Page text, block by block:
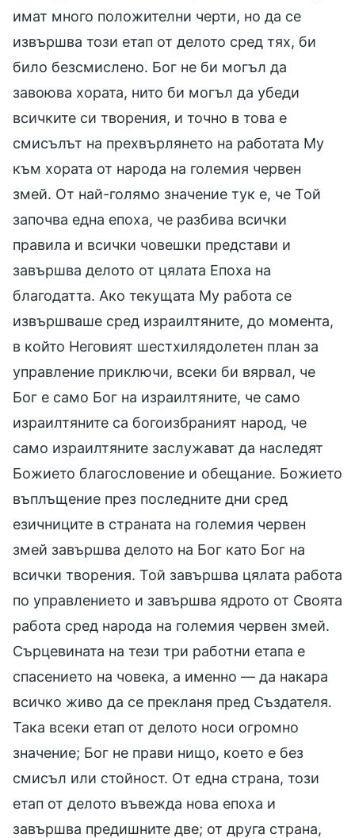
имат много положителни черти, но да се
извършва този етап от делото сред тях, би
било безсмислено. Бог не би могъл да
завоюва хората, нито би могъл да убеди
всичките си творения, и точно в това е
смисълът на прехвърлянето на работата Му
към хората от народа на големия червен
змей. От най-голямо значение тук е, че Той
започва една епоха, че разбива всички
правила и всички човешки представи и
завършва делото от цялата Епоха на
благодатта. Ако текущата Му работа се
извършваше сред израилтяните, до момента,
в който Неговият шестхилядолетен план за
управление приключи, всеки би вярвал, че
Бог е само Бог на израилтяните, че само
израилтяните са богоизбраният народ, че
само израилтяните заслужават да наследят
Божието благословение и обещание. Божието
въплъщение през последните дни сред
езичниците в страната на големия червен
змей завършва делото на Бог като Бог на
всички творения. Той завършва цялата работа
по управлението и завършва ядрото от Своята
работа сред народа на големия червен змей.
Сърцевината на тези три работни етапа е
спасението на човека, а именно — да накара
всичко живо да се прекланя пред Създателя.
Така всеки етап от делото носи огромно
значение; Бог не прави нищо, което е без
смисъл или стойност. От една страна, този
етап от делото въвежда нова епоха и
завършва предишните две; от друга страна,